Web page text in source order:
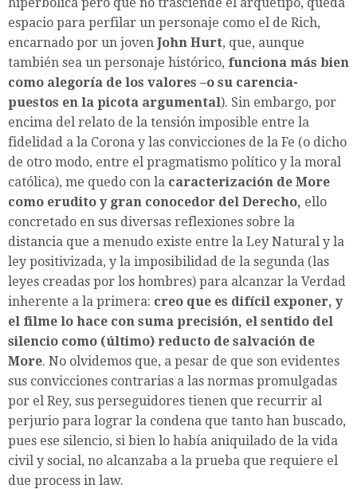
espacio para perfilar un personaje como el de Rich,
encarnado por un joven John Hurt, que, aunque
también sea un personaje histórico, funciona más bien
como alegoría de los valores –o su carencia-
puestos en la picota argumental). Sin embargo, por
encima del relato de la tensión imposible entre la
fidelidad a la Corona y las convicciones de la Fe (o dicho
de otro modo, entre el pragmatismo político y la moral
católica), me quedo con la caracterización de More
como erudito y gran conocedor del Derecho, ello
concretado en sus diversas reflexiones sobre la
distancia que a menudo existe entre la Ley Natural y la
ley positivizada, y la imposibilidad de la segunda (las
leyes creadas por los hombres) para alcanzar la Verdad
inherente a la primera: creo que es difícil exponer, y
el filme lo hace con suma precisión, el sentido del
silencio como (último) reducto de salvación de
More. No olvidemos que, a pesar de que son evidentes
sus convicciones contrarias a las normas promulgadas
por el Rey, sus perseguidores tienen que recurrir al
perjurio para lograr la condena que tanto han buscado,
pues ese silencio, si bien lo había aniquilado de la vida
civil y social, no alcanzaba a la prueba que requiere el
due process in law.